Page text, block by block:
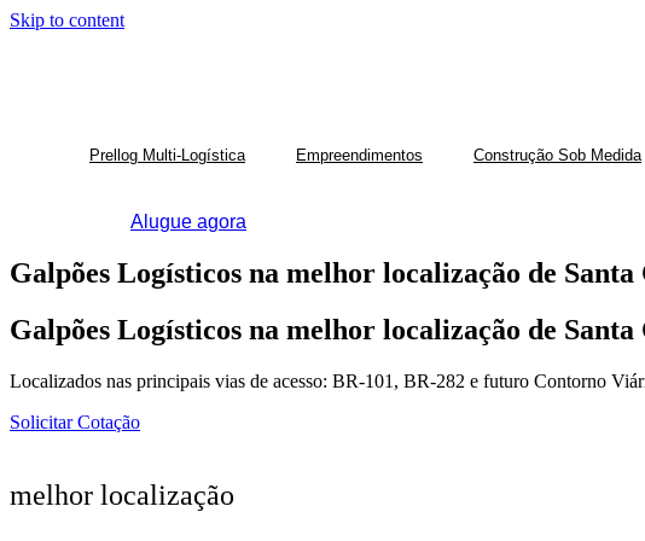
Skip to content
Prellog Multi-Logística Empreendimentos Construção Sob Medida
Alugue agora
Galpões Logísticos na melhor localização de Santa
Galpões Logísticos na melhor localização de Santa
Localizados nas principais vias de acesso: BR-101, BR-282 e futuro Contorno
Solicitar Cotação
melhor localização